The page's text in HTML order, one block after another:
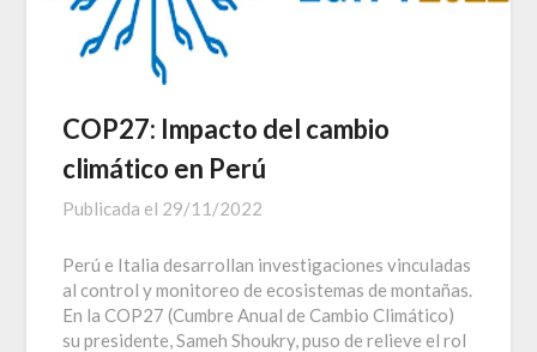
COP27: Impacto del cambio
climático en Perú
Publicada el 29/11/2022
Perú e Italia desarrollan investigaciones vinculadas
al control y monitoreo de ecosistemas de montañas.
En la COP27 (Cumbre Anual de Cambio Climático)
su presidente, Sameh Shoukry, puso de relieve el rol